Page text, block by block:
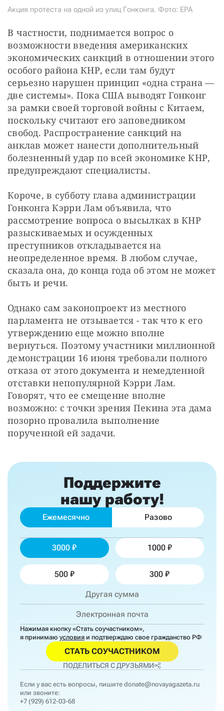
Акция протеста на одной из улиц Гонконга. Фото: EPA
В частности, поднимается вопрос о
возможности введения американских
экономических санкций в отношении этого
особого района КНР, если там будут
серьезно нарушен принцип «одна страна —
две системы». Пока США выводят Гонконг
за рамки своей торговой войны с Китаем,
поскольку считают его заповедником
свобод. Распространение санкций на
анклав может нанести дополнительный
болезненный удар по всей экономике КНР,
предупреждают специалисты.
Короче, в субботу глава администрации
Гонконга Кэрри Лам объявила, что
рассмотрение вопроса о высылках в КНР
разыскиваемых и осужденных
преступников откладывается на
неопределенное время. В любом случае,
сказала она, до конца года об этом не может
быть и речи.
Однако сам законопроект из местного
парламента не отзывается - так что к его
утверждению еще можно вполне
вернуться. Поэтому участники миллионной
демонстрации 16 июня требовали полного
отказа от этого документа и немедленной
отставки непопулярной Кэрри Лам.
Говорят, что ее смещение вполне
возможно: с точки зрения Пекина эта дама
позорно провалила выполнение
порученной ей задачи.
Поддержите
нашу работу!
Ежемесячно Разово
3000 1000
500 300
Нажимая кнопку «Стать соучастником»,
я принимаю условия и подтверждаю свое гражданство РФ
СТАТЬ СОУЧАСТНИКОМ
ПОДЕЛИТЬСЯ С ДРУЗЬЯМИ
Если у вас есть вопросы, пишите donate@novayagazeta.ru
или звоните:
+7 (929) 612-03-68